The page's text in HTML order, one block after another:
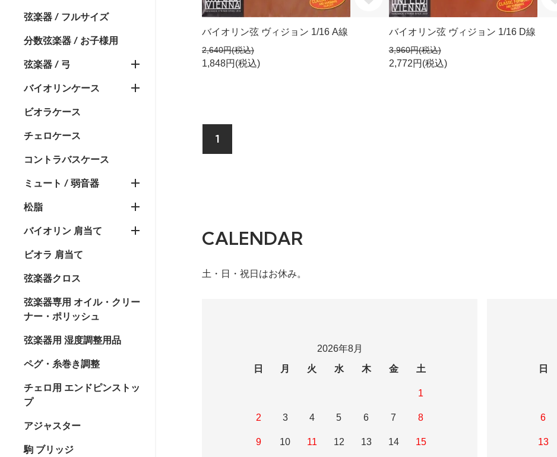
弦楽器 / フルサイズ
分数弦楽器 / お子様用
弦楽器 / 弓
バイオリンケース
ビオラケース
チェロケース
コントラバスケース
ミュート / 弱音器
松脂
バイオリン 肩当て
ビオラ 肩当て
弦楽器クロス
弦楽器専用 オイル・クリー
ナー・ポリッシュ
弦楽器用 湿度調整用品
ペグ・糸巻き調整
チェロ用 エンドピンストッ
プ
アジャスター
駒 ブリッジ
バイオリン弦 ヴィジョン 1/16 A線
2,640円(税込)
1,848円(税込)
バイオリン弦 ヴィジョン 1/16 D線
3,960円(税込)
2,772円(税込)
1
CALENDAR
土・日・祝日はお休み。
2026年8月
日
月 火 水 木 金 土
1
2 3 4 5 6 7 8
9 10 11 12 13 14 15
日
6
13